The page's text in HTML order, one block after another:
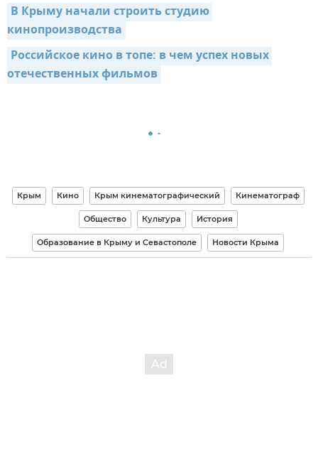
В Крыму начали строить студию
кинопроизводства
Российское кино в топе: в чем успех новых
отечественных фильмов
Крым Кино Крым кинематографический Кинематограф
Общество Культура История
Образование в Крыму и Севастополе Новости Крыма